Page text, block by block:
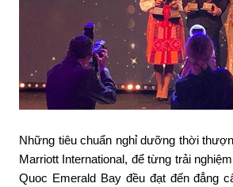
Những tiêu chuẩn nghỉ dưỡng thời
Marriott International, để từng trải
Quoc Emerald Bay đều đạt đến đẳng